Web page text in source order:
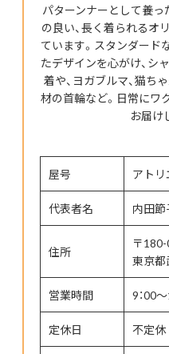
パターンナーとして養っ
の良い、長く着られるオ
ています。スタンダード
たデザインを心がけ、シ
着や、ヨガブルマ、猫ち
材の首輪など。日常にワ
お届け
屋号 アトリ
代表者名 内田節
住所
〒
東京
営業時間 9：00
定休日 不定休